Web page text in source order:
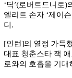
‘딕’(로버트드니로
엘리트 손자 ‘제이
디.
[인턴]의 열정 가득
대표 청춘스타 잭
로와의 호흡을 기대